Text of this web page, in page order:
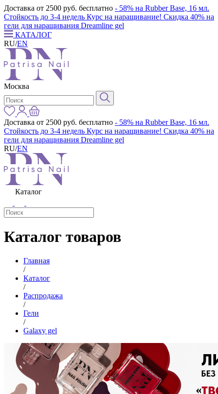
Доставка от 2500 руб. бесплатно - 58% на Rubber Base, 16 мл.
Стойкость до 3-4 недель Курс на наращивание! Скидка 40% на
гели для наращивания Dreamline gel
КАТАЛОГ
RU/EN
Москва
Доставка от 2500 руб. бесплатно - 58% на Rubber Base, 16 мл.
Стойкость до 3-4 недель Курс на наращивание! Скидка 40% на
гели для наращивания Dreamline gel
RU/EN
Каталог
Каталог товаров
Главная
/
Каталог
/
Распродажа
/
Гели
/
Galaxy gel